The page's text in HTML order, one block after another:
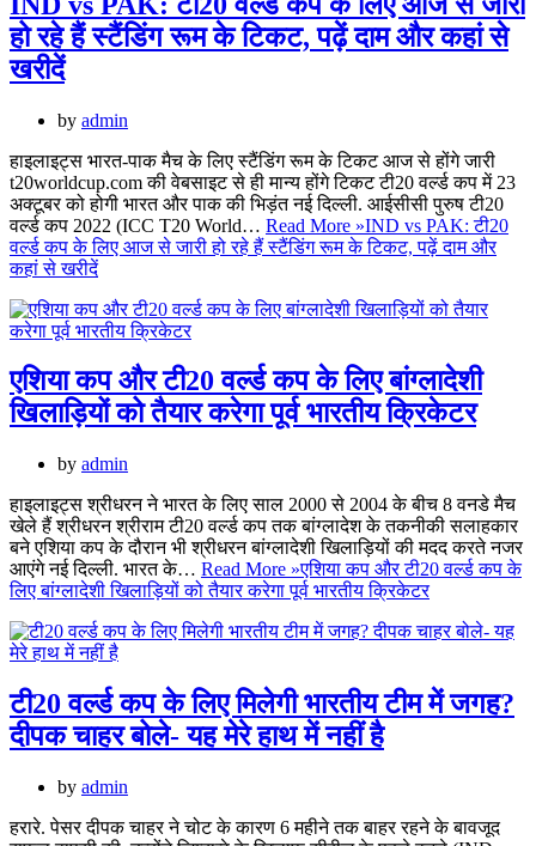
हो रहे हैं स्टैंडिंग रूम के टिकट, पढ़ें दाम और कहां से
खरीदें
by admin
हाइलाइट्स भारत-पाक मैच के लिए स्टैंडिंग रूम के टिकट आज से होंगे जारी
t20worldcup.com की वेबसाइट से ही मान्य होंगे टिकट टी20 वर्ल्ड कप में 23
अक्टूबर को होगी भारत और पाक की भिड़ंत नई दिल्ली. आईसीसी पुरुष टी20
वर्ल्ड कप 2022 (ICC T20 World… Read More »IND vs PAK: टी20
वर्ल्ड कप के लिए आज से जारी हो रहे हैं स्टैंडिंग रूम के टिकट, पढ़ें दाम और
कहां से खरीदें
एशिया कप और टी20 वर्ल्ड कप के लिए बांग्लादेशी
खिलाड़ियों को तैयार करेगा पूर्व भारतीय क्रिकेटर
by admin
हाइलाइट्स श्रीधरन ने भारत के लिए साल 2000 से 2004 के बीच 8 वनडे मैच
खेले हैं श्रीधरन श्रीराम टी20 वर्ल्ड कप तक बांग्लादेश के तकनीकी सलाहकार
बने एशिया कप के दौरान भी श्रीधरन बांग्लादेशी खिलाड़ियों की मदद करते नजर
आएंगे नई दिल्ली. भारत के… Read More »एशिया कप और टी20 वर्ल्ड कप के
लिए बांग्लादेशी खिलाड़ियों को तैयार करेगा पूर्व भारतीय क्रिकेटर
टी20 वर्ल्ड कप के लिए मिलेगी भारतीय टीम में जगह?
दीपक चाहर बोले- यह मेरे हाथ में नहीं है
by admin
हरारे. पेसर दीपक चाहर ने चोट के कारण 6 महीने तक बाहर रहने के बावजूद